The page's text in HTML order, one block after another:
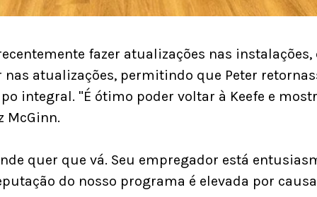
fazer atualizações nas
atualizações, permitindo que Peter
integral. "É ótimo poder voltar à Keefe e
McGinn.
quer que vá. Seu empregador está
do nosso programa é elevada por